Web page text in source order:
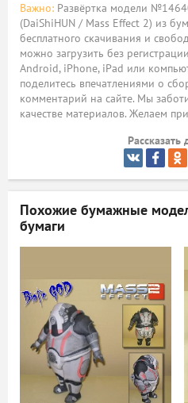
Важно: Развёртка модели
(DaiShiHUN / Mass Effect 2) из
бесплатного скачивания и
можно загрузить без
Android, iPhone, iPad или
поделитесь впечатлениями о
комментарий на сайте. Мы
качестве материалов. Желаем
Рассказать
Похожие бумажные
бумаги